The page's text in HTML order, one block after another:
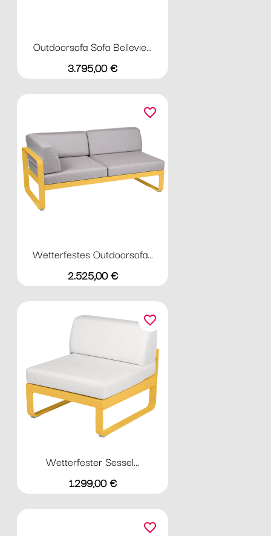
Outdoorsofa Sofa Bellevie...
Preis
3.795,00 €
Wetterfestes Outdoorsofa...
Preis
2.525,00 €
favorite_border
Wetterfester Sessel...
Preis
1.299,00 €
favorite_border
favorite_border